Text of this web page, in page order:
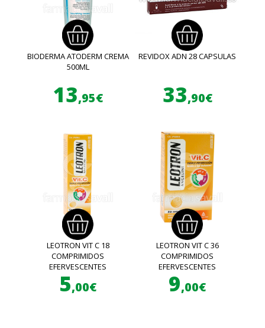
BIODERMA ATODERM CREMA
500ML
13,95€
REVIDOX ADN 28 CAPSULAS
33,90€
LEOTRON VIT C 18
COMPRIMIDOS
EFERVESCENTES
5,00€
LEOTRON VIT C 36
COMPRIMIDOS
EFERVESCENTES
9,00€